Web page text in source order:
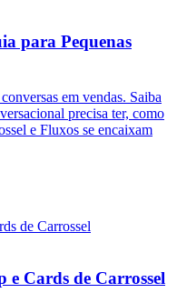
para Pequenas
em vendas. Saiba
precisa ter, como
e Fluxos se encaixam
e Cards de Carrossel